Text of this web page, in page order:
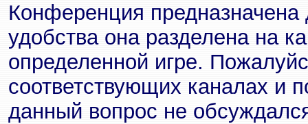
Конференция
удобства она разделена на
определенной игре.
соответствующих каналах и
данный вопрос не